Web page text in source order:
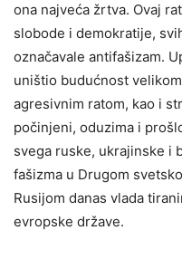
ona najveća žrtva. Ovaj
slobode i demokratije,
označavale antifašizam.
uništio budućnost
agresivnim ratom, kao i
počinjeni, oduzima i
svega ruske, ukrajinske i
fašizma u Drugom
Rusijom danas vlada
evropske države.